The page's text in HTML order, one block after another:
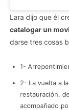
Lara dijo que él
catalogar un
darse tres cosas
1-
2- La vuelta a
restauración,
acompañado